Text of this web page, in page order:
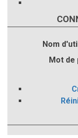
Nom
Mot de